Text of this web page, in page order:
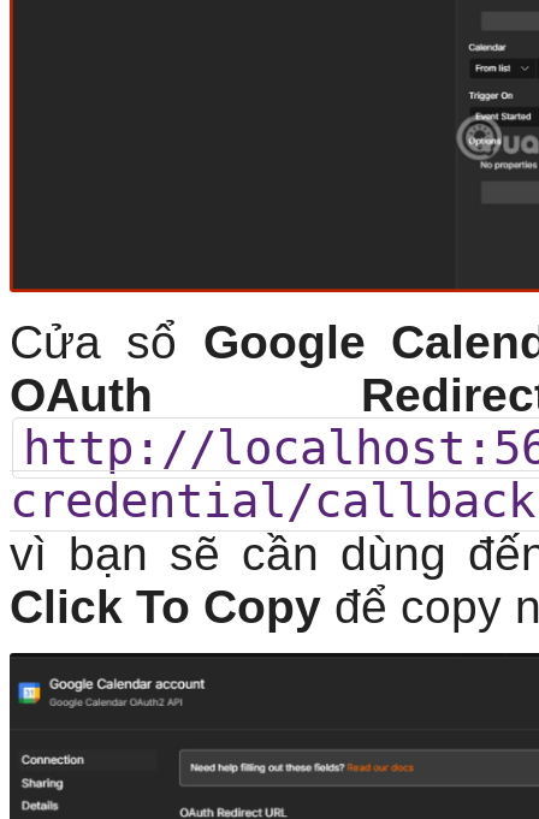
Cửa sổ Google
OAuth
http://
credential/callback
vì bạn sẽ cần dùng
Click To Copy để copy